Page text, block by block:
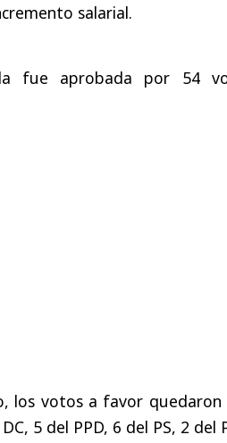
salarial.
fue aprobada por 54
los votos a favor
5 del PPD, 6 del PS, 2 del